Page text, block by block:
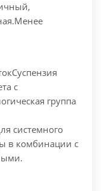
Суспензия
с
группа
системного
в комбинации с